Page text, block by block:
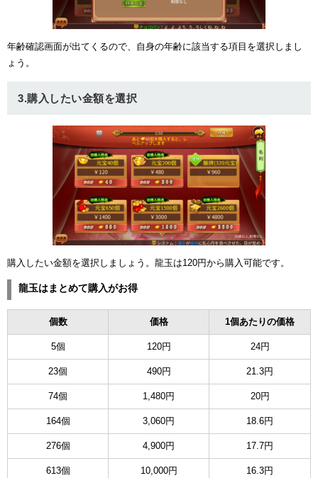
年齢確認画面が出てくるので、自身の年齢に該当する項目を選択しまし
ょう。
3.購入したい金額を選択
購入したい金額を選択しましょう。龍玉は120円から購入可能です。
龍玉はまとめて購入がお得
個数 価格 1個あたりの価格
5個 120円 24円
23個 490円 21.3円
74個 1,480円 20円
164個 3,060円 18.6円
276個 4,900円 17.7円
613個 10,000円 16.3円